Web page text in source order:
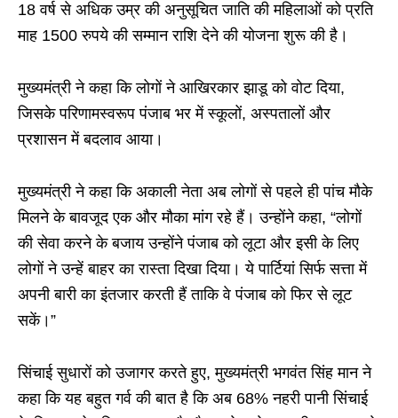
18 वर्ष से अधिक उम्र की अनुसूचित जाति की महिलाओं को प्रति
माह 1500 रुपये की सम्मान राशि देने की योजना शुरू की है।
मुख्यमंत्री ने कहा कि लोगों ने आखिरकार झाडू को वोट दिया,
जिसके परिणामस्वरूप पंजाब भर में स्कूलों, अस्पतालों और
प्रशासन में बदलाव आया।
मुख्यमंत्री ने कहा कि अकाली नेता अब लोगों से पहले ही पांच मौके
मिलने के बावजूद एक और मौका मांग रहे हैं। उन्होंने कहा, “लोगों
की सेवा करने के बजाय उन्होंने पंजाब को लूटा और इसी के लिए
लोगों ने उन्हें बाहर का रास्ता दिखा दिया। ये पार्टियां सिर्फ सत्ता में
अपनी बारी का इंतजार करती हैं ताकि वे पंजाब को फिर से लूट
सकें।”
सिंचाई सुधारों को उजागर करते हुए, मुख्यमंत्री भगवंत सिंह मान ने
कहा कि यह बहुत गर्व की बात है कि अब 68% नहरी पानी सिंचाई